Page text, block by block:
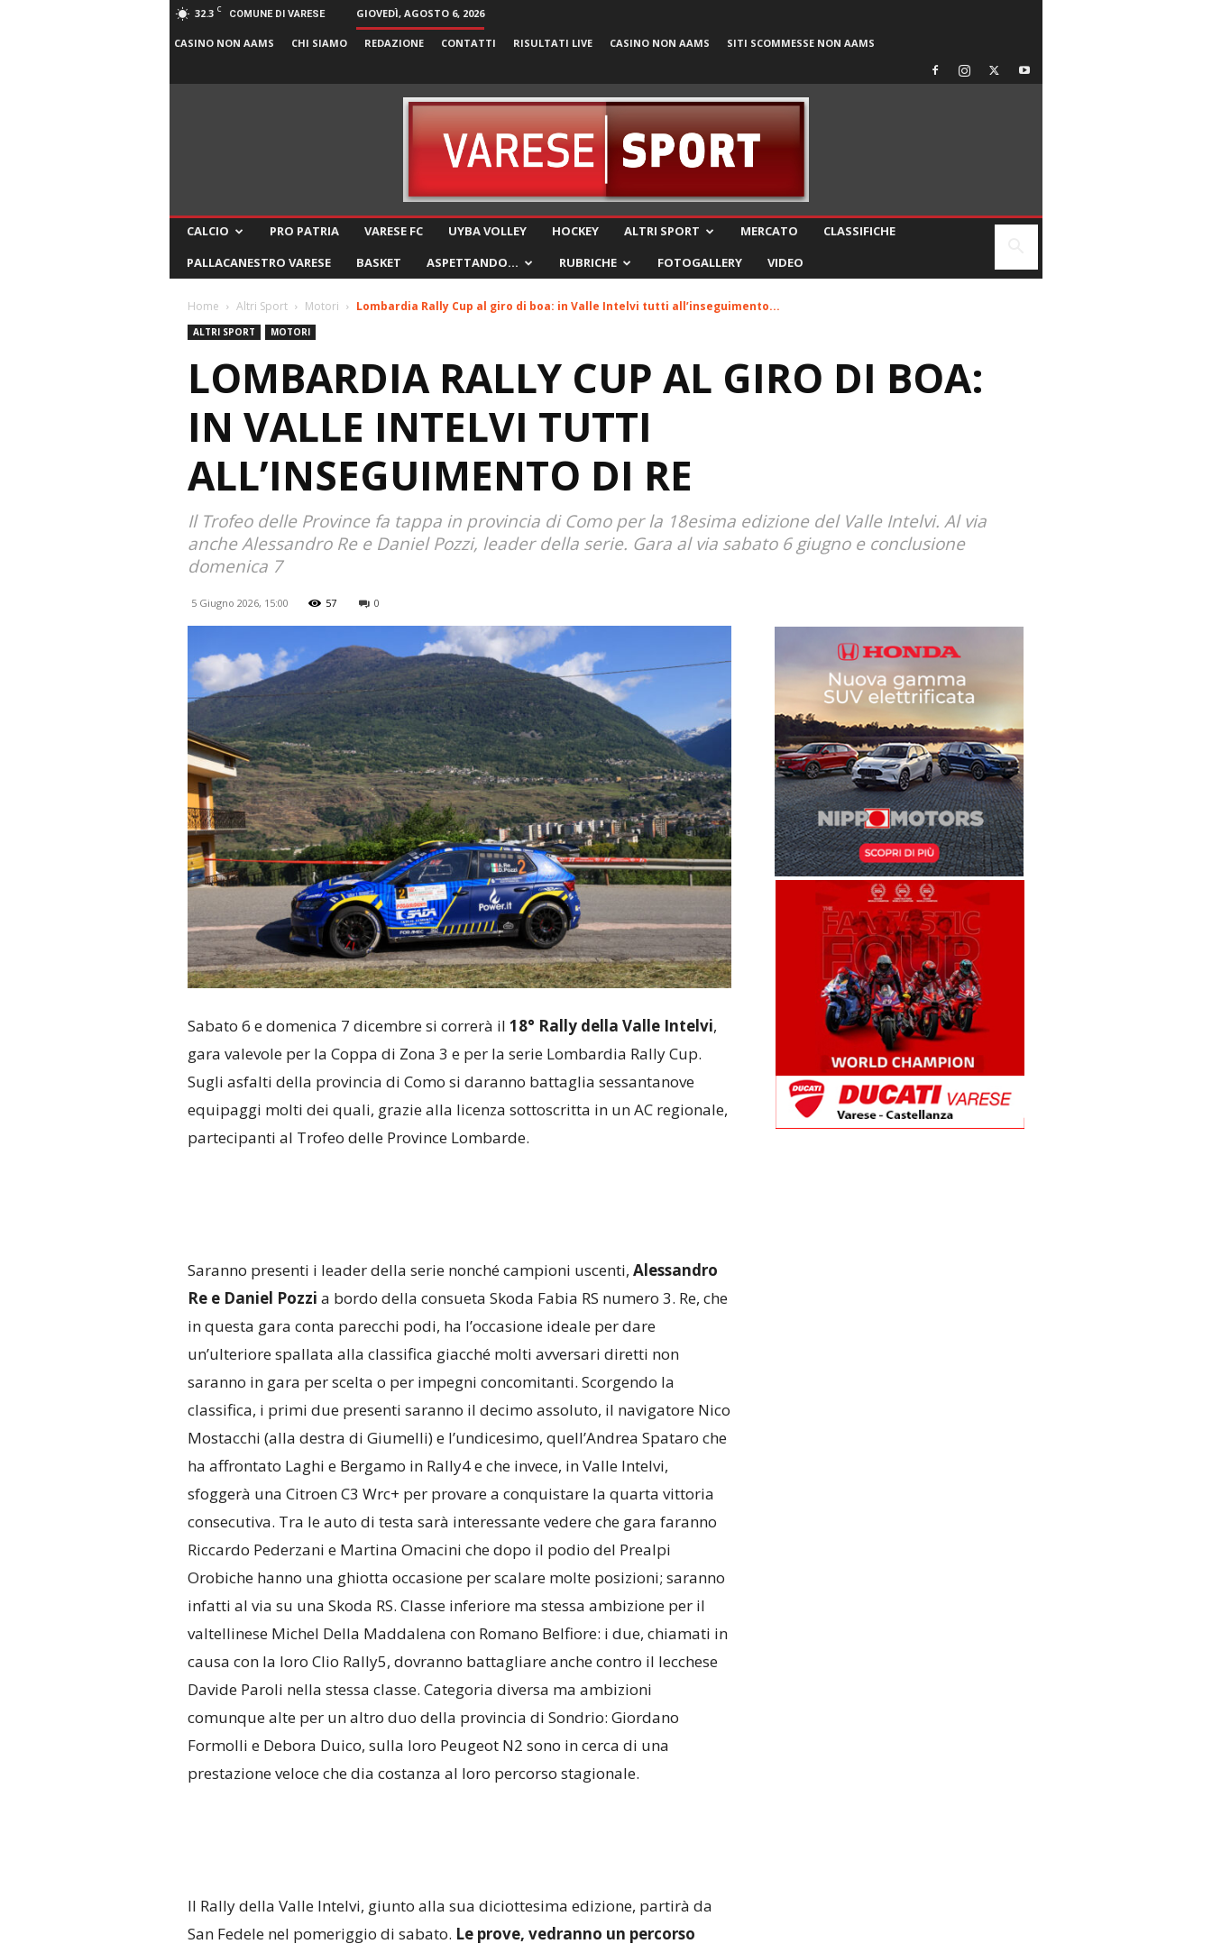
32.3 C COMUNE DI VARESE GIOVEDÌ, AGOSTO 6, 2026
CASINO NON AAMS CHI SIAMO REDAZIONE CONTATTI RISULTATI LIVE CASINO NON AAMS SITI SCOMMESSE NON AAMS
CALCIO PRO PATRIA VARESE FC UYBA VOLLEY HOCKEY ALTRI SPORT MERCATO
CLASSIFICHE
PALLACANESTRO VARESE
BASKET ASPETTANDO… RUBRICHE FOTOGALLERY VIDEO
Home Altri Sport Motori Lombardia Rally Cup al giro di boa: in Valle Intelvi tutti all’inseguimento...
ALTRI SPORT MOTORI
LOMBARDIA RALLY CUP AL GIRO DI BOA:
IN VALLE INTELVI TUTTI
ALL’INSEGUIMENTO DI RE
Il Trofeo delle Province fa tappa in provincia di Como per la 18esima edizione del Valle Intelvi. Al via
anche Alessandro Re e Daniel Pozzi, leader della serie. Gara al via sabato 6 giugno e conclusione
domenica 7
5 Giugno 2026, 15:00 57 0
Sabato 6 e domenica 7 dicembre si correrà il 18° Rally della Valle Intelvi,
gara valevole per la Coppa di Zona 3 e per la serie Lombardia Rally Cup.
Sugli asfalti della provincia di Como si daranno battaglia sessantanove
equipaggi molti dei quali, grazie alla licenza sottoscritta in un AC regionale,
partecipanti al Trofeo delle Province Lombarde.
Saranno presenti i leader della serie nonché campioni uscenti, Alessandro
Re e Daniel Pozzi a bordo della consueta Skoda Fabia RS numero 3. Re, che
in questa gara conta parecchi podi, ha l’occasione ideale per dare
un’ulteriore spallata alla classifica giacché molti avversari diretti non
saranno in gara per scelta o per impegni concomitanti. Scorgendo la
classifica, i primi due presenti saranno il decimo assoluto, il navigatore Nico
Mostacchi (alla destra di Giumelli) e l’undicesimo, quell’Andrea Spataro che
ha affrontato Laghi e Bergamo in Rally4 e che invece, in Valle Intelvi,
sfoggerà una Citroen C3 Wrc+ per provare a conquistare la quarta vittoria
consecutiva. Tra le auto di testa sarà interessante vedere che gara faranno
Riccardo Pederzani e Martina Omacini che dopo il podio del Prealpi
Orobiche hanno una ghiotta occasione per scalare molte posizioni; saranno
infatti al via su una Skoda RS. Classe inferiore ma stessa ambizione per il
valtellinese Michel Della Maddalena con Romano Belfiore: i due, chiamati in
causa con la loro Clio Rally5, dovranno battagliare anche contro il lecchese
Davide Paroli nella stessa classe. Categoria diversa ma ambizioni
comunque alte per un altro duo della provincia di Sondrio: Giordano
Formolli e Debora Duico, sulla loro Peugeot N2 sono in cerca di una
prestazione veloce che dia costanza al loro percorso stagionale.
Il Rally della Valle Intelvi, giunto alla sua diciottesima edizione, partirà da
San Fedele nel pomeriggio di sabato. Le prove, vedranno un percorso